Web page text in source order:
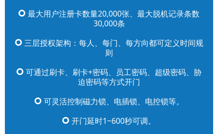
最大用户注册卡数量20,000张、最大脱机记录条数
30,000条
三层授权架构：每人、每门、每方向都可定义时间规
则
可通过刷卡、刷卡+密码、员工密码、超级密码、胁
迫密码等方式开门
可灵活控制磁力锁、电插锁、电控锁等。
开门延时1~600秒可调。